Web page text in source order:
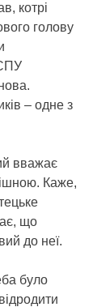
котрі
голову
– одне з
вважає
Каже,
що
до неї.
було